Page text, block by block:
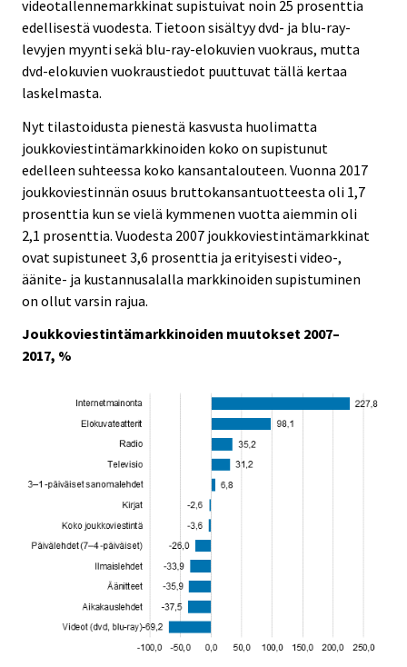
videotallennemarkkinat supistuivat noin 25 prosenttia
edellisestä vuodesta. Tietoon sisältyy dvd- ja blu-ray-
levyjen myynti sekä blu-ray-elokuvien vuokraus, mutta
dvd-elokuvien vuokraustiedot puuttuvat tällä kertaa
laskelmasta.
Nyt tilastoidusta pienestä kasvusta huolimatta
joukkoviestintämarkkinoiden koko on supistunut
edelleen suhteessa koko kansantalouteen. Vuonna 2017
joukkoviestinnän osuus bruttokansantuotteesta oli 1,7
prosenttia kun se vielä kymmenen vuotta aiemmin oli
2,1 prosenttia. Vuodesta 2007 joukkoviestintämarkkinat
ovat supistuneet 3,6 prosenttia ja erityisesti video-,
äänite- ja kustannusalalla markkinoiden supistuminen
on ollut varsin rajua.
Joukkoviestintämarkkinoiden muutokset 2007–
2017, %